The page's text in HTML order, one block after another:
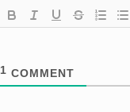
1 COMMENT